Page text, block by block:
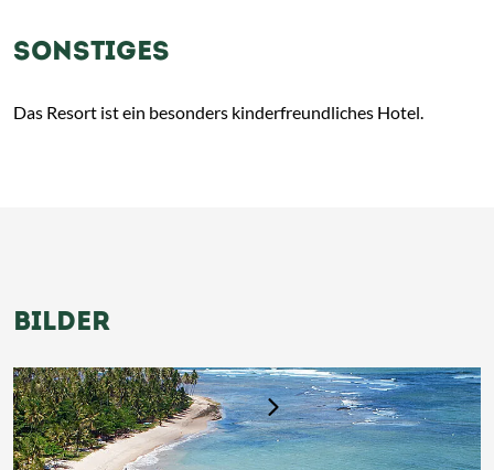
SONSTIGES
Das Resort ist ein besonders kinderfreundliches Hotel.
BILDER